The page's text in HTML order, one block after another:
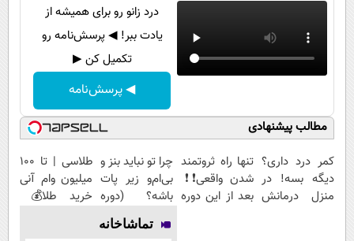
درد زانو رو برای همیشه از
یادت ببر! ◀ پرسش‌نامه رو
تکمیل کن ▶
◀ پرسش‌نامه
مطالب پیشنهادی
کمر درد داری؟
دیگه بسه! در
منزل درمانش
تنها راه ثروتمند
شدن واقعی❗❗
بعد از این دوره
چرا تو نباید بنز و
بی‌ام‌و زیر پات
باشه؟ (دوره
رایگان درآمد
میلیاردی)
طلاسی | تا 100
میلیون وام آنی
خرید طلا💰
تماشاخانه